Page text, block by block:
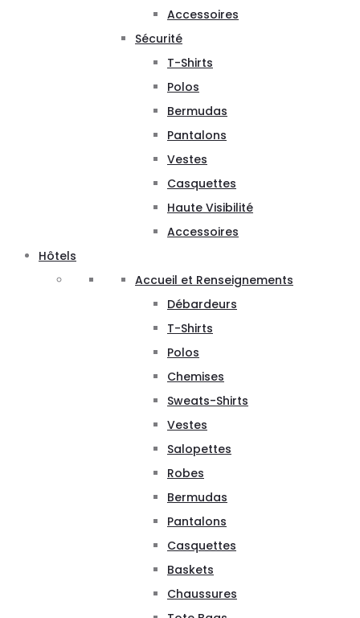
Accessoires
Sécurité
T-Shirts
Polos
Bermudas
Pantalons
Vestes
Casquettes
Haute Visibilité
Accessoires
Hôtels
Accueil et Renseignements
Débardeurs
T-Shirts
Polos
Chemises
Sweats-Shirts
Vestes
Salopettes
Robes
Bermudas
Pantalons
Casquettes
Baskets
Chaussures